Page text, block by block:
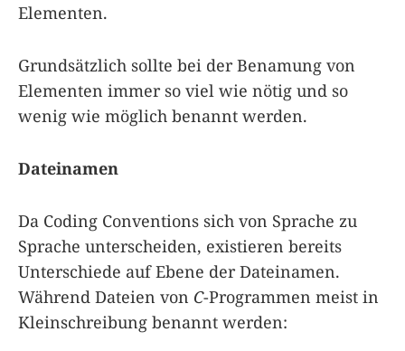
Elementen.
Grundsätzlich sollte bei der Benamung von
Elementen immer so viel wie nötig und so
wenig wie möglich benannt werden.
Dateinamen
Da Coding Conventions sich von Sprache zu
Sprache unterscheiden, existieren bereits
Unterschiede auf Ebene der Dateinamen.
Während Dateien von C-Programmen meist in
Kleinschreibung benannt werden: